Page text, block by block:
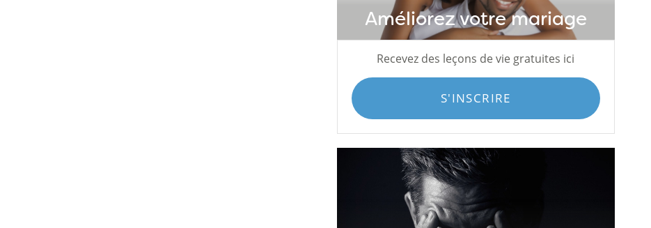
Améliorez votre mariage
Recevez des leçons de vie gratuites ici
S'INSCRIRE